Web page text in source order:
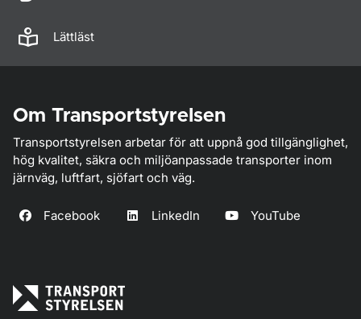
Lättläst
Om Transportstyrelsen
Transportstyrelsen arbetar för att uppnå god tillgänglighet,
hög kvalitet, säkra och miljöanpassade transporter inom
järnväg, luftfart, sjöfart och väg.
Facebook LinkedIn YouTube